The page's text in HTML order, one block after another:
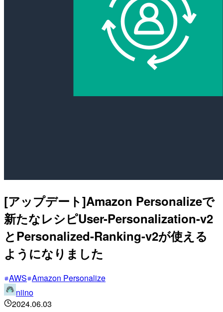
[アップデート]Amazon Personalizeで
新たなレシピUser-Personalization-v2
とPersonalized-Ranking-v2が使える
ようになりました
AWS Amazon Personalize
niino
2024.06.03